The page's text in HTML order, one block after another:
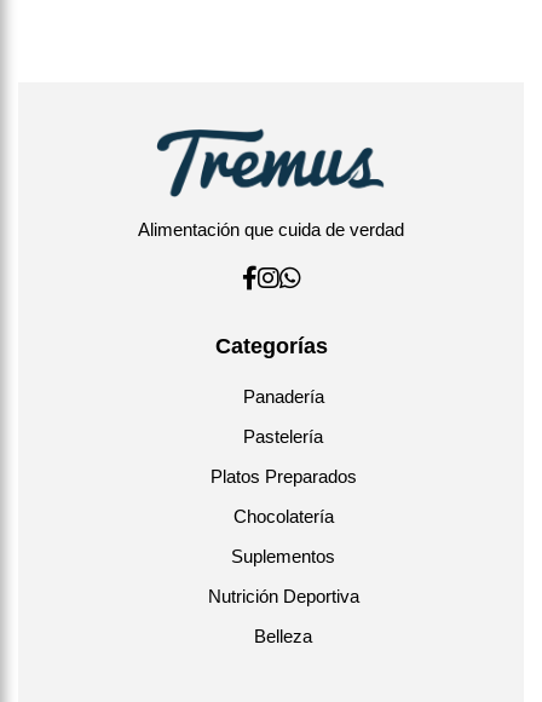
Alimentación que cuida de verdad
Categorías
Panadería
Pastelería
Platos Preparados
Chocolatería
Suplementos
Nutrición Deportiva
Belleza